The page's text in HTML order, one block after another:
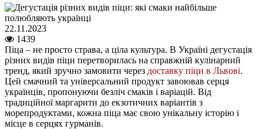
22.11.2023
1439
Піца – не просто страва, а ціла культура. В Україні дегустація
різних видів піци перетворилась на справжній кулінарний
тренд, який зручно замовити через доставку піци в Львові.
Цей смачний та універсальний продукт завоював серця
українців, пропонуючи безліч смаків і варіацій. Від
традиційної маргарити до екзотичних варіантів з
морепродуктами, кожна піца має свою унікальну історію і
місце в серцях гурманів.